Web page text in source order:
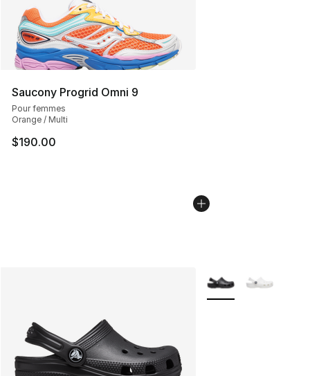
Saucony Progrid Omni 9
Pour femmes
Orange / Multi
$190.00
Plus de couleurs